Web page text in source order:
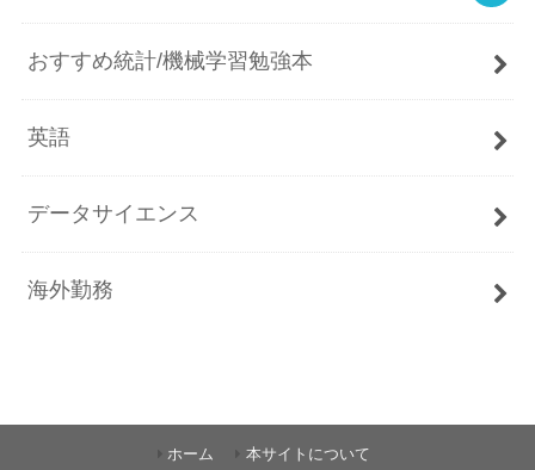
おすすめ統計/機械学習勉強本
英語
データサイエンス
海外勤務
ホーム 本サイトについて